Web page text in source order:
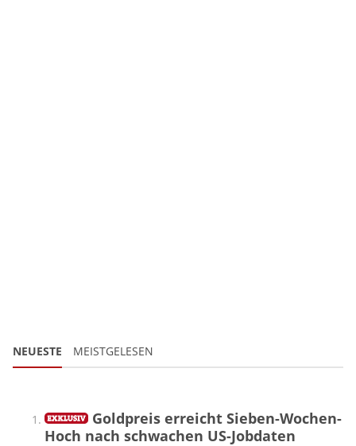
NEUESTE MEISTGELESEN
Goldpreis erreicht Sieben-Wochen-
Hoch nach schwachen US-Jobdaten